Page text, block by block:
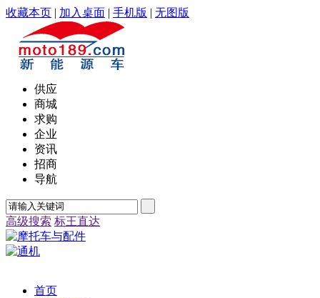
收藏本页 | 加入桌面 | 手机版 | 无图版
供应
商城
求购
企业
资讯
招商
导航
高级搜索 标王直达
首页